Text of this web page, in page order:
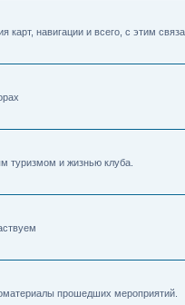
карт, навигации и всего, с этим
туризмом и жизнью клуба.
прошедших мероприятий.